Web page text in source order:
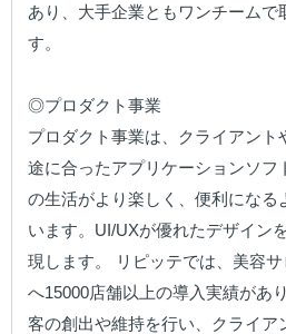
あり、大手企業ともワンチームで
す。
◎プロダクト事業
プロダクト事業は、クライアント
途に合ったアプリケーションソフ
の生活がより楽しく、便利になる
います。UI/UXが優れたデザイン
現します。 リピッテでは、美容
へ15000店舗以上の導入実績があ
客の創出や維持を行い、クライア